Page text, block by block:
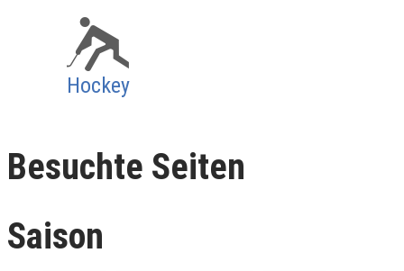
Hockey
Besuchte Seiten
Saison